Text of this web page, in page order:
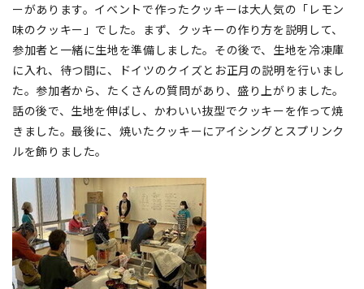
ーがあります。イベントで作ったクッキーは大人気の「レモン
味のクッキー」でした。まず、クッキーの作り方を説明して、
参加者と一緒に生地を準備しました。その後で、生地を冷凍庫
に入れ、待つ間に、ドイツのクイズとお正月の説明を行いまし
た。参加者から、たくさんの質問があり、盛り上がりました。
話の後で、生地を伸ばし、かわいい抜型でクッキーを作って焼
きました。最後に、焼いたクッキーにアイシングとスプリンク
ルを飾りました。